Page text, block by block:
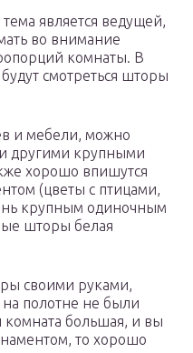
является ведущей,
во внимание
комнаты. В
смотреться шторы
и мебели, можно
другими крупными
хорошо впишутся
(цветы с птицами,
крупным одиночным
шторы белая
своими руками,
на полотне не были
комната большая, и вы
то хорошо